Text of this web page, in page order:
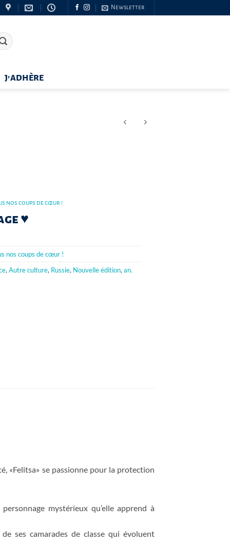
Newsletter
J’ADHÈRE
nos coups de cœur !
♥
nos coups de cœur !
, Autre culture, Russie, Nouvelle édition, an.
«Felitsa» se passionne pour la protection
mystérieux qu’elle apprend à
ses camarades de classe qui évoluent